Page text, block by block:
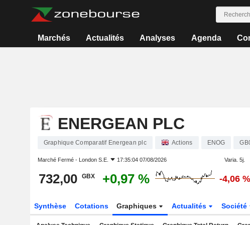
Marchés Actualités Analyses Agenda
ENERGEAN PLC
Graphique Comparatif Energean plc Actions ENOG
Marché Fermé - London S.E. 17:35:04 07/08/2026 Varia. 5j.
732,00 GBX +0,97 % -4,06 %
Synthèse Cotations Graphiques Actualités Société